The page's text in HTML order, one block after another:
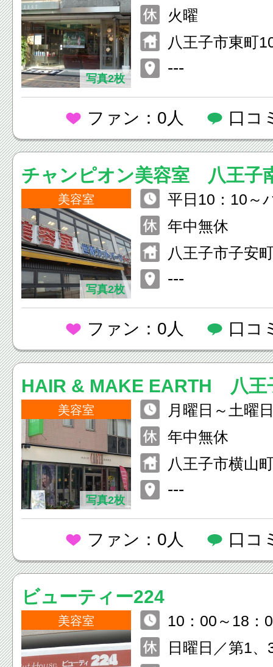
写真2枚
（カット最終
ット最終受付
火曜
八王子市東町
---
ファン：0人 口コ
チャンピオン美容室 八王子
美容室
写真2枚
平日10：10～
カット19：30
日曜祭日9：
00カット17：
年中無休
八王子市子安
---
ファン：0人 口コ
HAIR & MAKE EARTH 八王
美容室
写真2枚
月曜日～土曜
0：00（カッ
18：00（カッ
8：00）
年中無休
八王子市横山
---
ファン：0人 口コ
ビューティー224
美容室
10：00～18：
日曜日／第1、